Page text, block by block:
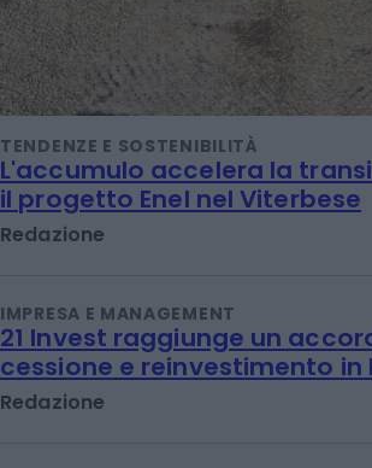
TENDENZE E SOSTENIBILITÀ
L'accumulo accelera la
il progetto Enel nel Viterbese
Redazione
IMPRESA E MANAGEMENT
21 Invest raggiunge un
cessione e reinvestimento in
Redazione